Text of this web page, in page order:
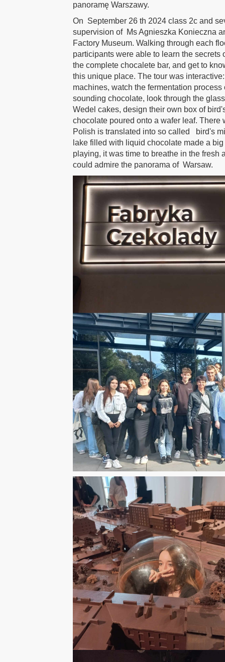
panoramę Warszawy.
On September 26 th 2024 class 2c and
supervision of Ms Agnieszka Konieczna
Factory Museum. Walking through each
participants were able to learn the secrets
the complete chocalete bar, and get to
this unique place. The tour was
machines, watch the fermentation
sounding chocolate, look through the
Wedel cakes, design their own box of
chocolate poured onto a wafer leaf. There
Polish is translated into so called bird's
lake filled with liquid chocolate made a
playing, it was time to breathe in the fresh
could admire the panorama of Warsaw.